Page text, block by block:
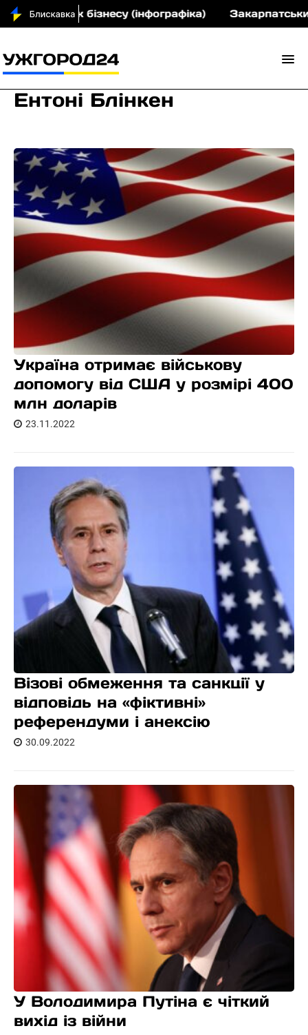
бізнесу (інфографіка) Закарпатський
Ентоні Блінкен
Україна отримає військову
допомогу від США у розмірі 400
млн доларів
23.11.2022
Візові обмеження та санкції у
відповідь на «фіктивні»
референдуми і анексію
30.09.2022
У Володимира Путіна є чіткий
вихід із війни